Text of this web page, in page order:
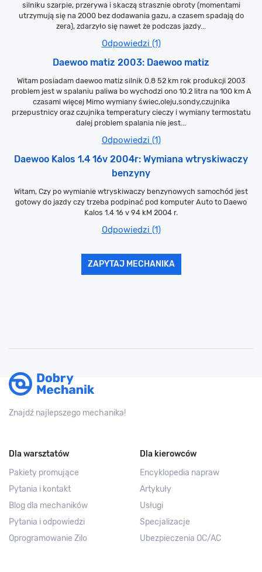
silniku szarpie, przerywa i skaczą strasznie obroty (momentami
utrzymują się na 2000 bez dodawania gazu, a czasem spadają do
zera), zdarzyło się nawet że podczas jazdy...
Odpowiedzi (1)
Daewoo matiz 2003: Daewoo matiz
Witam posiadam daewoo matiz silnik 0.8 52 km rok produkcji 2003
problem jest w spalaniu paliwa bo wychodzi ono 10.2 litra na 100 km A
czasami więcej Mimo wymiany świec,oleju,sondy,czujnika
przepustnicy oraz czujnika temperatury cieczy i wymiany termostatu
dalej problem spalania nie jest...
Odpowiedzi (1)
Daewoo Kalos 1.4 16v 2004r: Wymiana wtryskiwaczy
benzyny
Witam, Czy po wymianie wtryskiwaczy benzynowych samochód jest
gotowy do jazdy czy trzeba podpinać pod komputer Auto to Daewo
Kalos 1.4 16 v 94 kM 2004 r.
Odpowiedzi (1)
ZAPYTAJ MECHANIKA
Znajdź najlepszego mechanika!
Dla warsztatów
Pakiety promujące
Pytania i kontakt
Blog dla mechaników
Pytania i odpowiedzi
Oprogramowanie Zilo
Dla kierowców
Encyklopedia napraw
Artykuły
Usługi
Specjalizacje
Ubezpieczenia OC/AC